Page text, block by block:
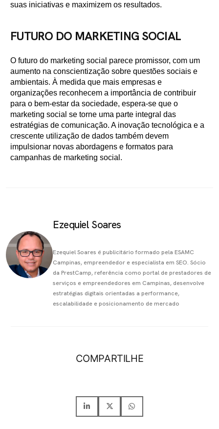
suas iniciativas e maximizem os resultados.
FUTURO DO MARKETING SOCIAL
O futuro do marketing social parece promissor, com um
aumento na conscientização sobre questões sociais e
ambientais. À medida que mais empresas e
organizações reconhecem a importância de contribuir
para o bem-estar da sociedade, espera-se que o
marketing social se torne uma parte integral das
estratégias de comunicação. A inovação tecnológica e a
crescente utilização de dados também devem
impulsionar novas abordagens e formatos para
campanhas de marketing social.
Ezequiel Soares
Ezequiel Soares é publicitário formado pela ESAMC
Campinas, empreendedor e especialista em SEO. Sócio
da PrestCamp, referência como portal de prestadores de
serviços e empreendedores em Campinas, desenvolve
estratégias digitais orientadas a performance,
escalabilidade e posicionamento de mercado
COMPARTILHE